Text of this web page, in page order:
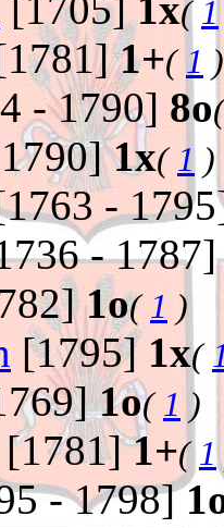
[1705]1x( 1
1+( 1 )
- 1790] 8o
1x( 1 )
-
-
1o( 1 )
[1795] 1x(
1o( 1 )
[1781]1+( 1
- 1798]